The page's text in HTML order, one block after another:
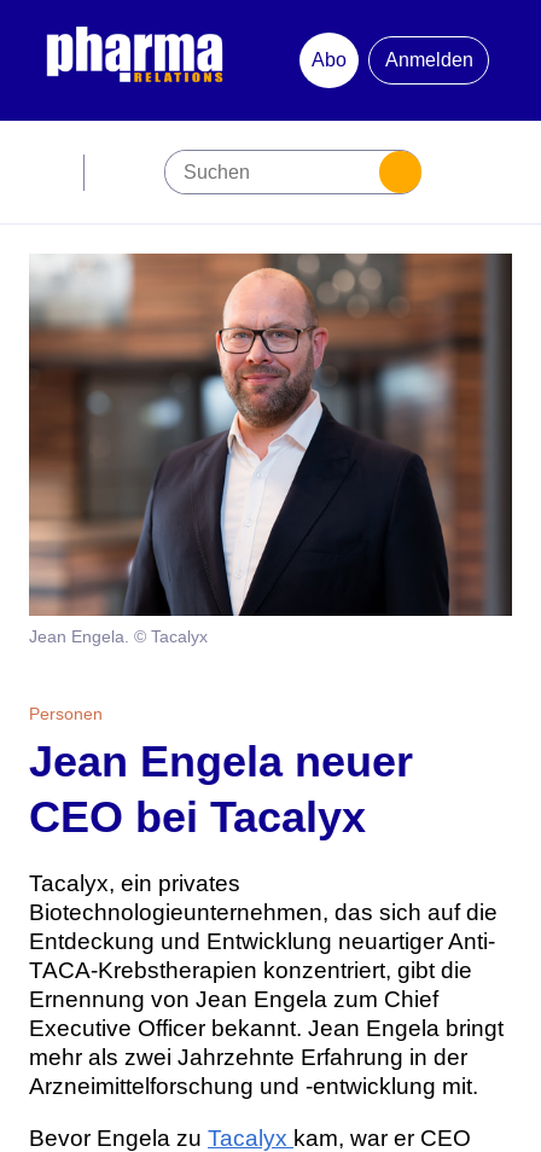
Abo
Anmelden
Premiumpartner
Jubiläum
Themen
Marketing
Digital Health
Magazin
Abonnement
Werben
Jean Engela. © Tacalyx
Personen
Jean Engela neuer
CEO bei Tacalyx
Tacalyx, ein privates
Biotechnologieunternehmen, das sich auf die
Entdeckung und Entwicklung neuartiger Anti-
TACA-Krebstherapien konzentriert, gibt die
Ernennung von Jean Engela zum Chief
Executive Officer bekannt. Jean Engela bringt
mehr als zwei Jahrzehnte Erfahrung in der
Arzneimittelforschung und -entwicklung mit.
Bevor Engela zu Tacalyx kam, war er CEO